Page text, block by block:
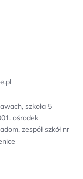
szkoła 5
ośrodek
zespół szkół nr